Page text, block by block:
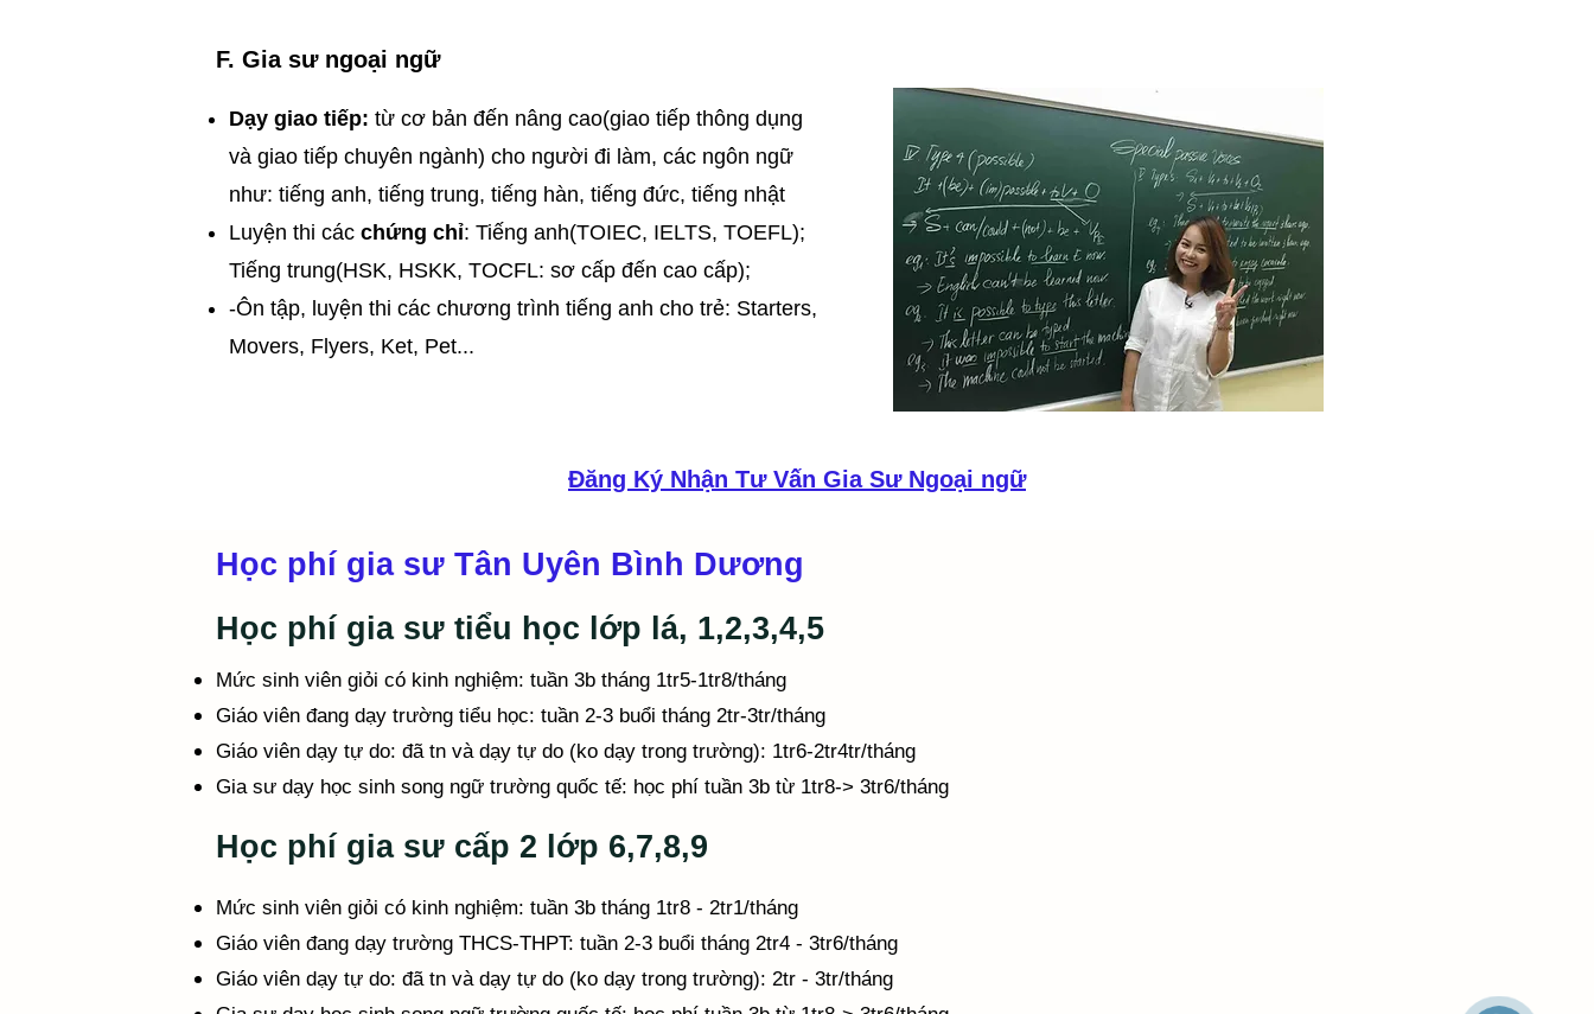
F. Gia sư ngoại ngữ
Dạy giao tiếp: từ cơ bản đến nâng cao(giao tiếp thông dụng
và giao tiếp chuyên ngành) cho người đi làm, các ngôn ngữ
như: tiếng anh, tiếng trung, tiếng hàn, tiếng đức, tiếng nhật
Luyện thi các chứng chỉ: Tiếng anh(TOIEC, IELTS, TOEFL);
Tiếng trung(HSK, HSKK, TOCFL: sơ cấp đến cao cấp);
​-Ôn tập, luyện thi các chương trình tiếng anh cho trẻ: Starters,
Movers, Flyers, Ket, Pet...
Đăng Ký Nhận Tư Vấn Gia Sư Ngoại ngữ
Học phí gia sư Tân Uyên Bình Dương
Học phí gia sư tiểu học lớp lá, 1,2,3,4,5
Mức sinh viên giỏi có kinh nghiệm: tuần 3b tháng 1tr5-1tr8/tháng
Giáo viên đang dạy trường tiểu học: tuần 2-3 buổi tháng 2tr-3tr/tháng
Giáo viên dạy tự do: đã tn và dạy tự do (ko dạy trong trường): 1tr6-2tr4tr/tháng
Gia sư dạy học sinh song ngữ trường quốc tế: học phí tuần 3b từ 1tr8-> 3tr6/tháng
Học phí gia sư cấp 2 lớp 6,7,8,9
Mức sinh viên giỏi có kinh nghiệm: tuần 3b tháng 1tr8 - 2tr1/tháng
Giáo viên đang dạy trường THCS-THPT: tuần 2-3 buổi tháng 2tr4 - 3tr6/tháng
Giáo viên dạy tự do: đã tn và dạy tự do (ko dạy trong trường): 2tr - 3tr/tháng